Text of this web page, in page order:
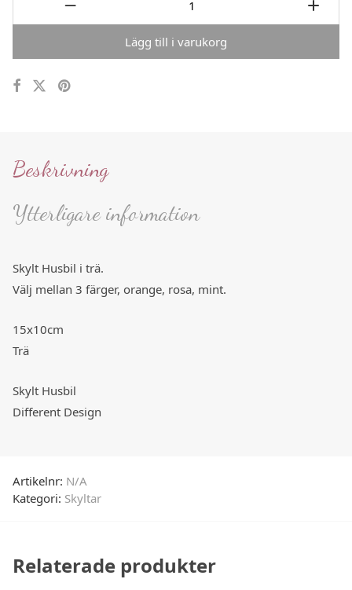
Lägg till i varukorg
Beskrivning
Ytterligare information
Skylt Husbil i trä.
Välj mellan 3 färger, orange, rosa, mint.
15x10cm
Trä
Skylt Husbil
Different Design
Artikelnr: N/A
Kategori: Skyltar
Relaterade produkter